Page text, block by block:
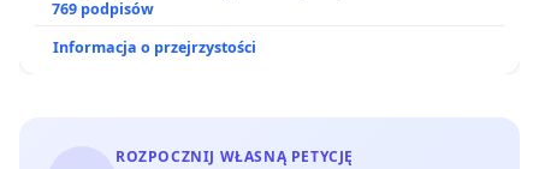
ogrody działkowe.
769 podpisów
Informacja o przejrzystości
ROZPOCZNIJ WŁASNĄ PETYCJĘ